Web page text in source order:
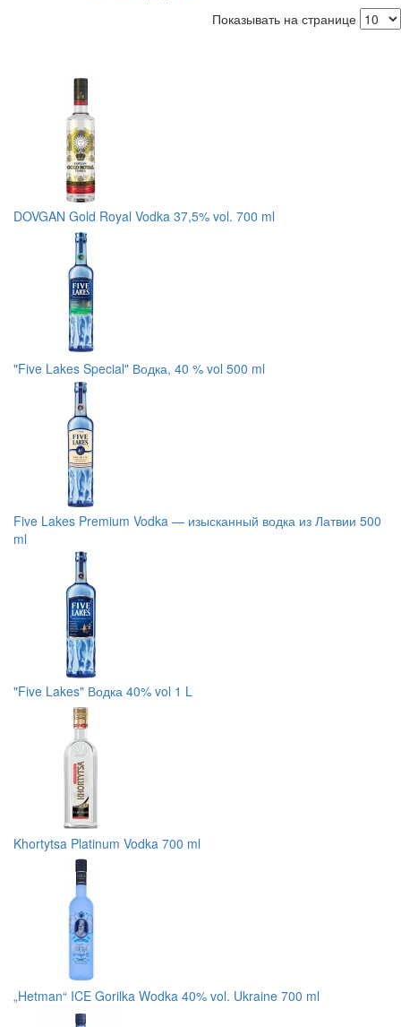
Показывать на странице
DOVGAN Gold Royal Vodka 37,5% vol. 700 ml
"Five Lakes Special" Водка, 40 % vol 500 ml
Five Lakes Premium Vodka — изысканный водка из Латвии 500
ml
"Five Lakes" Водка 40% vol 1 L
Khortytsa Platinum Vodka 700 ml
„Hetman“ ICE Gorilka Wodka 40% vol. Ukraine 700 ml